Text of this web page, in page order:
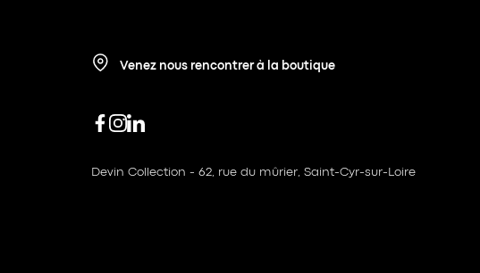
Venez nous rencontrer à la boutique
Devin Collection - 62, rue du mûrier, Saint-Cyr-sur-Loire